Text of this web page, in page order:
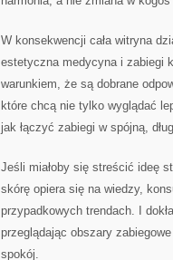
W konsekwencji cała witryna
estetyczna medycyna i zabiegi
warunkiem, że są dobrane
które chcą nie tylko wyglądać
jak łączyć zabiegi w spójną,
Jeśli miałoby się streścić ideę
skórę opiera się na wiedzy,
przypadkowych trendach. I
przeglądając obszary
spokój.